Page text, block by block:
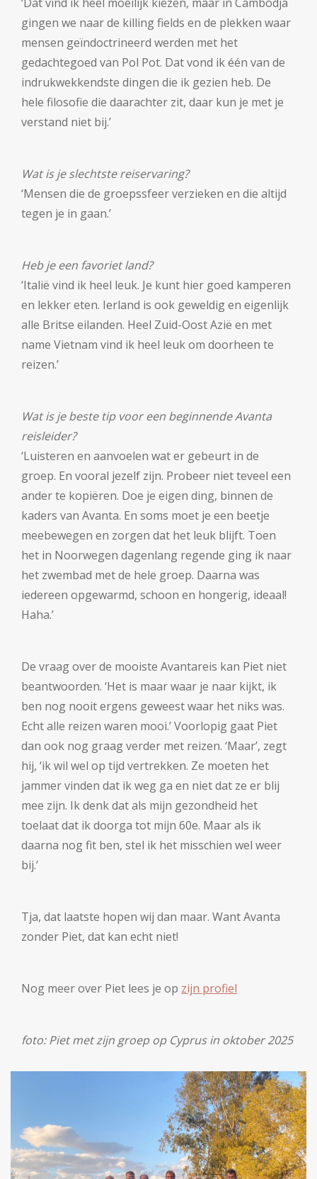
gingen we naar de killing fields en de plekken waar
mensen geïndoctrineerd werden met het
gedachtegoed van Pol Pot. Dat vond ik één van de
indrukwekkendste dingen die ik gezien heb. De
hele filosofie die daarachter zit, daar kun je met je
verstand niet bij.’
Wat is je slechtste reiservaring?
‘Mensen die de groepssfeer verzieken en die altijd
tegen je in gaan.’
Heb je een favoriet land?
‘Italië vind ik heel leuk. Je kunt hier goed kamperen
en lekker eten. Ierland is ook geweldig en eigenlijk
alle Britse eilanden. Heel Zuid-Oost Azië en met
name Vietnam vind ik heel leuk om doorheen te
reizen.’
Wat is je beste tip voor een beginnende Avanta
reisleider?
‘Luisteren en aanvoelen wat er gebeurt in de
groep. En vooral jezelf zijn. Probeer niet teveel een
ander te kopiëren. Doe je eigen ding, binnen de
kaders van Avanta. En soms moet je een beetje
meebewegen en zorgen dat het leuk blijft. Toen
het in Noorwegen dagenlang regende ging ik naar
het zwembad met de hele groep. Daarna was
iedereen opgewarmd, schoon en hongerig, ideaal!
Haha.’
De vraag over de mooiste Avantareis kan Piet niet
beantwoorden. ‘Het is maar waar je naar kijkt, ik
ben nog nooit ergens geweest waar het niks was.
Echt alle reizen waren mooi.’ Voorlopig gaat Piet
dan ook nog graag verder met reizen. ‘Maar’, zegt
hij, ‘ik wil wel op tijd vertrekken. Ze moeten het
jammer vinden dat ik weg ga en niet dat ze er blij
mee zijn. Ik denk dat als mijn gezondheid het
toelaat dat ik doorga tot mijn 60e. Maar als ik
daarna nog fit ben, stel ik het misschien wel weer
bij.’
Tja, dat laatste hopen wij dan maar. Want Avanta
zonder Piet, dat kan echt niet!
Nog meer over Piet lees je op zijn profiel
foto: Piet met zijn groep op Cyprus in oktober 2025